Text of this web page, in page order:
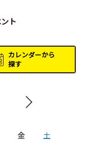
ト
カレンダーから
探す
金 土